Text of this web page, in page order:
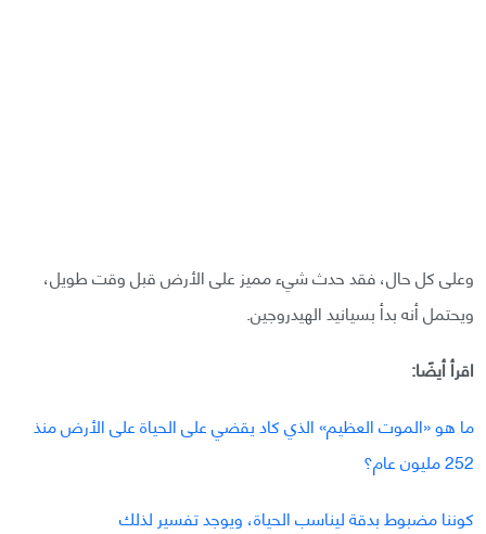
وعلى كل حال، فقد حدث شيء مميز على الأرض قبل وقت طويل،
ويحتمل أنه بدأ بسيانيد الهيدروجين.
اقرأ أيضًا:
ما هو «الموت العظيم» الذي كاد يقضي على الحياة على الأرض منذ
252 مليون عام؟
كوننا مضبوط بدقة ليناسب الحياة، ويوجد تفسير لذلك